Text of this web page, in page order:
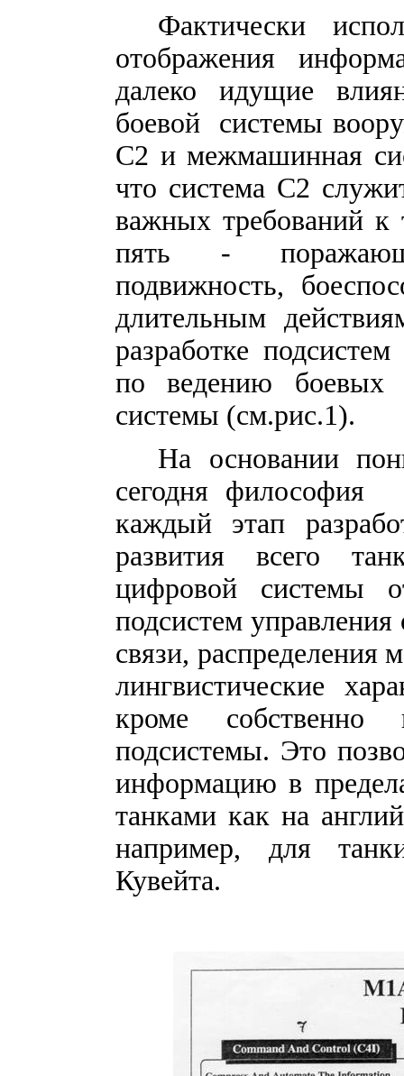
Фактически
отображения
далеко идущие
боевой системы
С2 и межмашинная
что система С2
важных требований к
пять -
подвижность,
длительным
разработке
по ведению боевых
системы (см.рис.1).
На основании
сегодня философия
каждый этап
развития всего
цифровой системы
подсистем
связи,
лингвистические
кроме собственно
подсистемы. Это
информацию в
танками как на
например, для
Кувейта.